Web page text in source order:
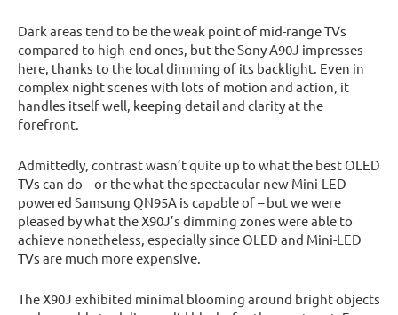
Dark areas tend to be the weak point of mid-range TVs
compared to high-end ones, but the Sony A90J impresses
here, thanks to the local dimming of its backlight. Even in
complex night scenes with lots of motion and action, it
handles itself well, keeping detail and clarity at the
forefront.
Admittedly, contrast wasn’t quite up to what the best OLED
TVs can do – or the what the spectacular new Mini-LED-
powered Samsung QN95A is capable of – but we were
pleased by what the X90J’s dimming zones were able to
achieve nonetheless, especially since OLED and Mini-LED
TVs are much more expensive.
The X90J exhibited minimal blooming around bright objects